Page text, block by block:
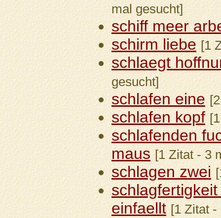
mal gesucht]
schiff meer
schirm liebe [1
schlaegt
gesucht]
schlafen eine
schlafen kopf
schlafenden
maus [1 Zitat - 3
schlagen zwei
einfaellt [1 Zitat -